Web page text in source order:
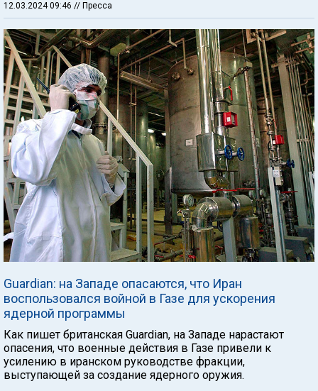
12.03.2024 09:46 // Пресса
Guardian: на Западе опасаются, что Иран
воспользовался войной в Газе для ускорения
ядерной программы
Как пишет британская Guardian, на Западе нарастают
опасения, что военные действия в Газе привели к
усилению в иранском руководстве фракции,
выступающей за создание ядерного оружия.